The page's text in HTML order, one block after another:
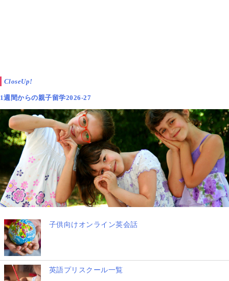
CloseUp!
1週間からの親子留学2026-27
子供向けオンライン英会話
英語プリスクール一覧